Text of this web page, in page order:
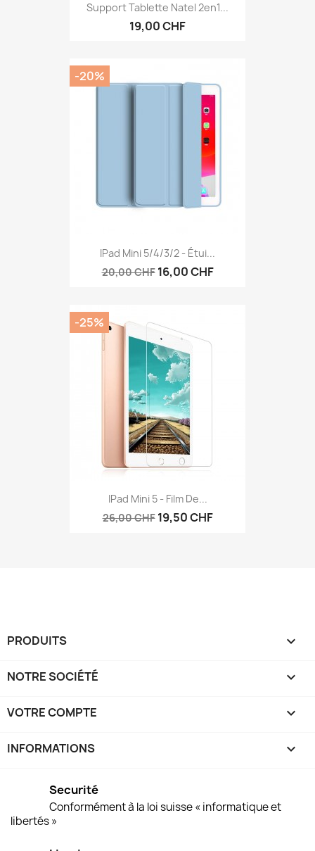
Support Tablette Natel 2en1...
19,00 CHF
IPad Mini 5/4/3/2 - Étui...
20,00 CHF 16,00 CHF
-20%
IPad Mini 5 - Film De...
26,00 CHF 19,50 CHF
-25%
PRODUITS 
NOTRE SOCIÉTÉ 
VOTRE COMPTE 
INFORMATIONS keyboard_arrow_down
Securité
Conformément à la loi suisse « informatique et
libertés »